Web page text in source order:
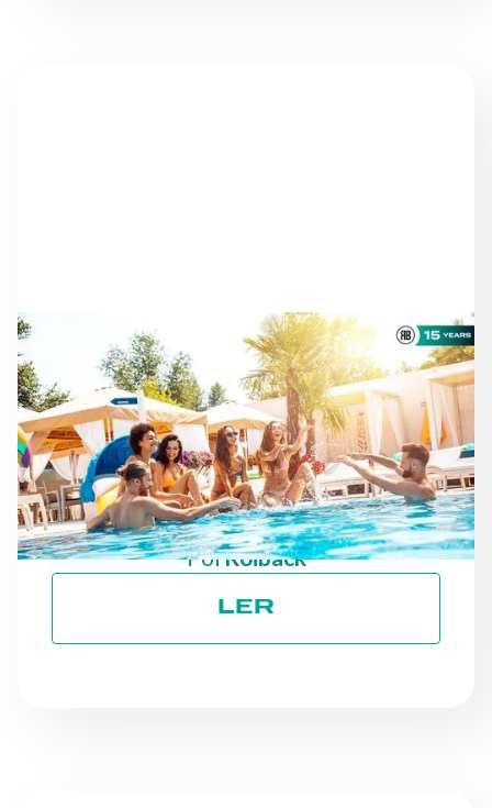
NOTÍCIAS
À MEDIDA QUE A ÉPOCA
AVANÇA: MANTER O
RUMO EM DIREÇÃO AOS
OBJETIVOS ESG
PorRoiback
LER